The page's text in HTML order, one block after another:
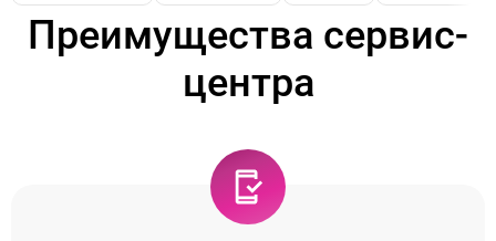
Преимущества сервис-
центра